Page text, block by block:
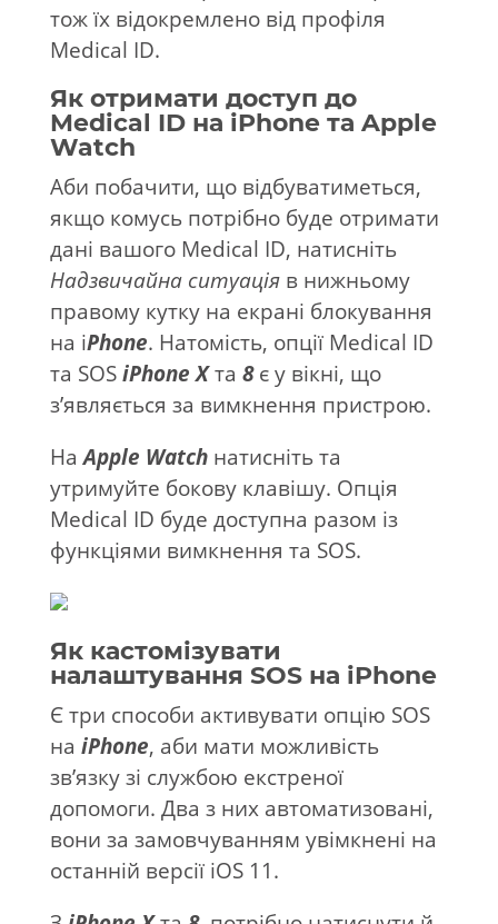
тож їх відокремлено від профіля
Medical ID.
Як отримати доступ до
Medical ID на iPhone та Apple
Watch
Аби побачити, що відбуватиметься,
якщо комусь потрібно буде отримати
дані вашого Medical ID, натисніть
Надзвичайна ситуаціяв нижньому
правому кутку на екрані блокування
на iPhone. Натомість, опції Medical ID
та SOSiPhone Xта 8є у вікні, що
з’являється за вимкнення пристрою.
НаApple Watchнатисніть та
утримуйте бокову клавішу. Опція
Medical ID буде доступна разом із
функціями вимкнення та SOS.
Як кастомізувати
налаштування SOS на iPhone
Є три способи активувати опцію SOS
на iPhone, аби мати можливість
зв’язку зі службою екстреної
допомоги. Два з них автоматизовані,
вони за замовчуванням увімкнені на
останній версії iOS 11.